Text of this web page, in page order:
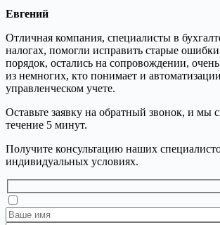
Евгений
Отличная компания, специалисты в
налогах, помогли исправить старые
порядок, остались на сопровождении,
из немногих, кто понимает и
управленческом учете.
Оставьте заявку на обратный звонок, и мы
течение 5 минут.
Получите консультацию наших
индивидуальных условиях.